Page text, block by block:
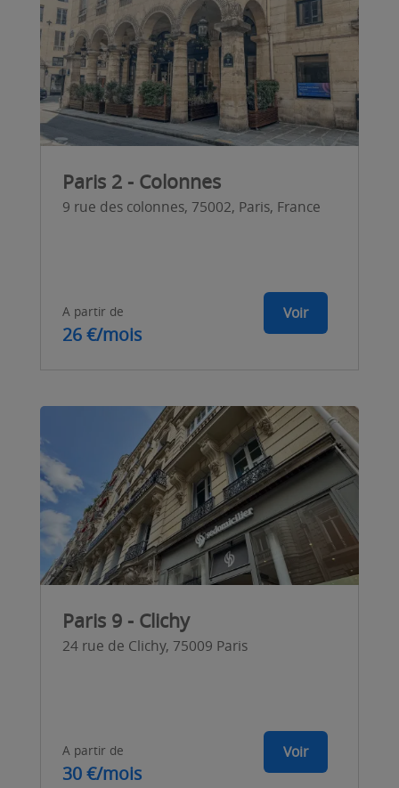
Paris 2 - Colonnes
9 rue des colonnes, 75002, Paris, France
A partir de
26 €/mois
Voir
Paris 9 - Clichy
24 rue de Clichy, 75009 Paris
A partir de
30 €/mois
Voir